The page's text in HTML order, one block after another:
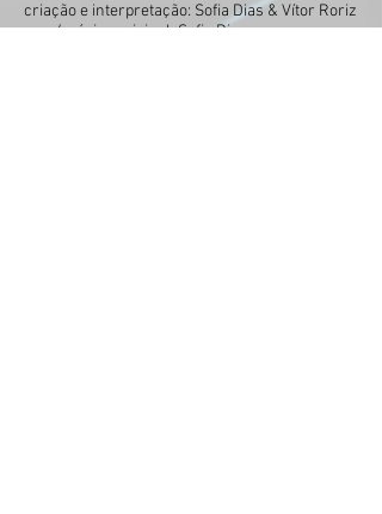
criação e interpretação: Sofia Dias & Vítor Roriz
som/música original: Sofia Dias